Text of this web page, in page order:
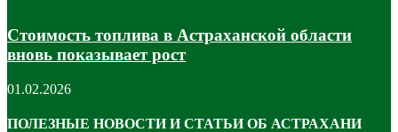
Стоимость топлива в Астраханской области
вновь показывает рост
01.02.2026
ПОЛЕЗНЫЕ НОВОСТИ И СТАТЬИ ОБ АСТРАХАНИ